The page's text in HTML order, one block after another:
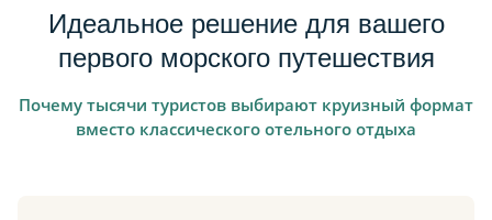
Идеальное решение для вашего
первого морского путешествия
Почему тысячи туристов выбирают круизный формат
вместо классического отельного отдыха